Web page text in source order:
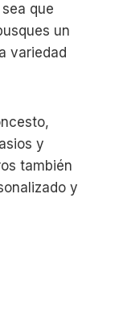
que
un
variedad
y
también
y